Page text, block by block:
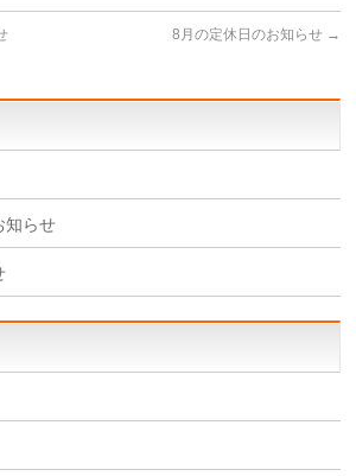
8月の定休日のお知らせ →
知らせ